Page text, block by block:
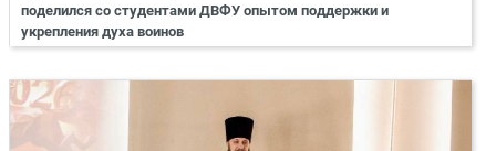
поделился со студентами ДВФУ опытом поддержки и
укрепления духа воинов